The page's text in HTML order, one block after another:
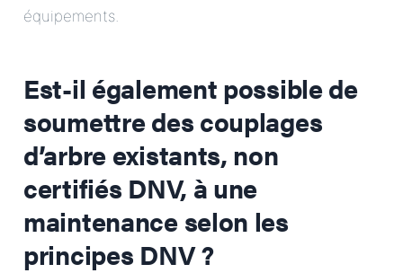
équipements.
Est-il également possible de
soumettre des couplages
d’arbre existants, non
certifiés DNV, à une
maintenance selon les
principes DNV ?